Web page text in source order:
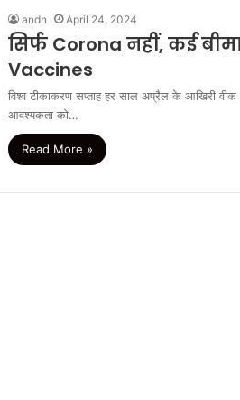
andn April 24, 2024
सिर्फ Corona नहीं, कई
Vaccines
विश्व टीकाकरण सप्ताह हर साल अप्रैल के आखिरी वीक
आवश्यकता को…
Read More »